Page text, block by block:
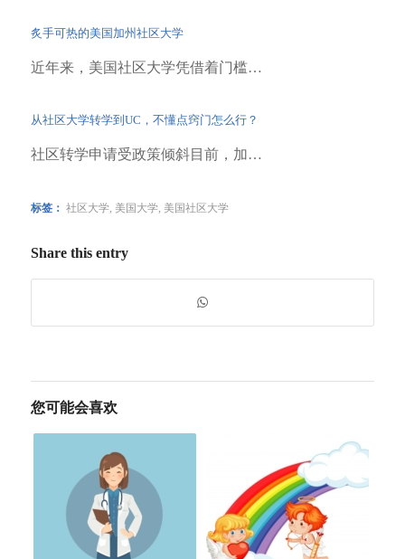
炙手可热的美国加州社区大学
近年来，美国社区大学凭借着门槛…
从社区大学转学到UC，不懂点窍门怎么行？
社区转学申请受政策倾斜目前，加…
标签： 社区大学, 美国大学, 美国社区大学
Share this entry
您可能会喜欢